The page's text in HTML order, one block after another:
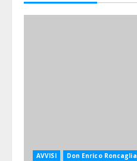
AVVISI Don Enrico Roncaglia